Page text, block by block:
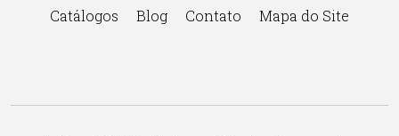
Catálogos
Blog Contato Mapa do Site